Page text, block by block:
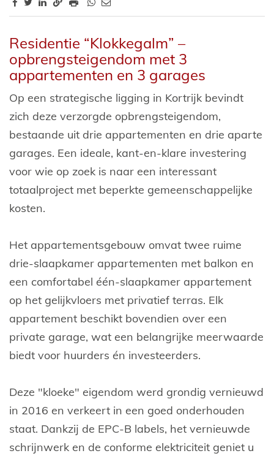
Omschrijving
Residentie “Klokkegalm” –
opbrengsteigendom met 3
appartementen en 3 garages
Op een strategische ligging in Kortrijk bevindt
zich deze verzorgde opbrengsteigendom,
bestaande uit drie appartementen en drie aparte
garages. Een ideale, kant-en-klare investering
voor wie op zoek is naar een interessant
totaalproject met beperkte gemeenschappelijke
kosten.
Het appartementsgebouw omvat twee ruime
drie-slaapkamer appartementen met balkon en
een comfortabel één-slaapkamer appartement
op het gelijkvloers met privatief terras. Elk
appartement beschikt bovendien over een
private garage, wat een belangrijke meerwaarde
biedt voor huurders én investeerders.
Deze "kloeke" eigendom werd grondig vernieuwd
in 2016 en verkeert in een goed onderhouden
staat. Dankzij de EPC-B labels, het vernieuwde
schrijnwerk en de conforme elektriciteit geniet u